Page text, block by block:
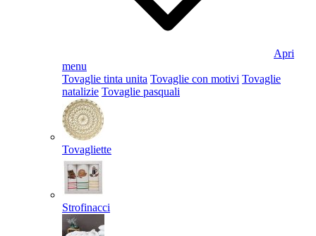
Apri
menu
Tovaglie tinta unita Tovaglie con motivi Tovaglie
natalizie Tovaglie pasquali
Tovagliette
Strofinacci